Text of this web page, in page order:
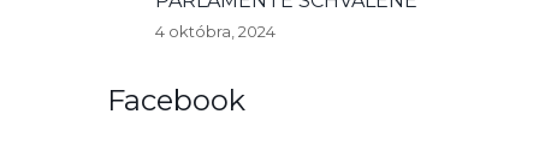
4 októbra, 2024
Facebook